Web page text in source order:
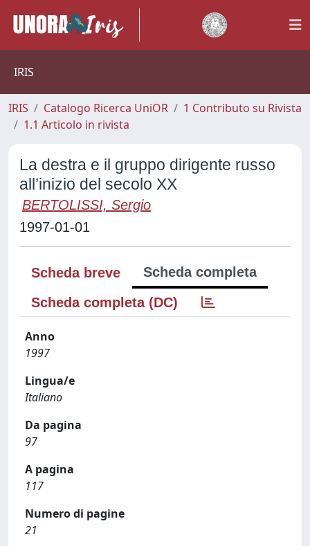
IRIS
IRIS Catalogo Ricerca UniOR
1 Contributo su Rivista
1.1 Articolo in rivista
La destra e il gruppo dirigente russo
all’inizio del secolo XX
BERTOLISSI, Sergio
1997-01-01
Scheda breve
Scheda completa
Scheda completa (DC)
Anno
1997
Lingua/e
Italiano
Da pagina
97
A pagina
117
Numero di pagine
21